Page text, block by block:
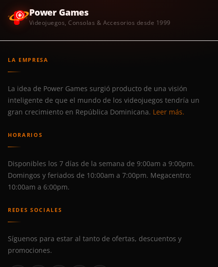
Power Games
Videojuegos, Consolas & Accesorios desde 1999
LA EMPRESA
La idea de Power Games surgió producto de una visión
inteligente de que el mundo de los videojuegos tendría un
gran crecimiento en República Dominicana. Leer más.
HORARIOS
Disponibles los 7 días de la semana de 9:00am a 9:00pm.
Domingos y feriados de 10:00am a 7:00pm. Megacentro:
10:00am a 6:00pm.
REDES SOCIALES
Síguenos para estar al tanto de ofertas, descuentos y
promociones.